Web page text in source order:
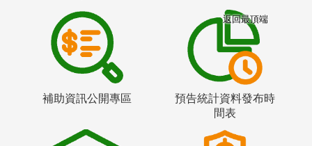
補助資訊公開專區
預告統計資料發布時
間表
返回最頂端